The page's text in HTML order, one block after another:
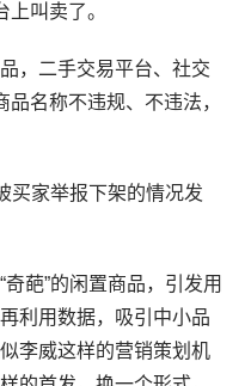
上叫卖了。
，二手交易平台、社交
名称不违规、不违法，
买家举报下架的情况发
葩”的闲置商品，引发用
利用数据，吸引中小品
李威这样的营销策划机